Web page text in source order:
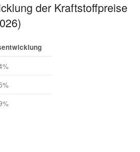
der Bevölkerung zu
ein komplexes System, das
wirtschaftlichen
werden muss. Die aktuelle
dar.
die Diskussion über die Zukunft
kommenden Monaten intensiviert
des Systems oder eine
Indexanpassung.